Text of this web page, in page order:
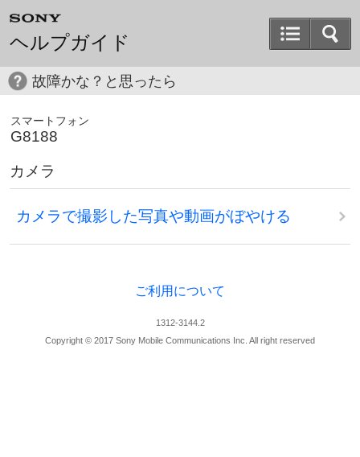
ヘルプガイド
故障かな？と思ったら
スマートフォン
G8188
カメラ
カメラで撮影した写真や動画がぼやける
ご利用について
1312-3144.2
Copyright © 2017 Sony Mobile Communications Inc. All right reserved